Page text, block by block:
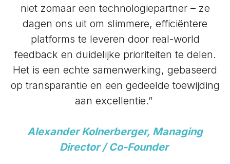
niet zomaar een technologiepartner – ze
dagen ons uit om slimmere, efficiëntere
platforms te leveren door real-world
feedback en duidelijke prioriteiten te delen.
Het is een echte samenwerking, gebaseerd
op transparantie en een gedeelde toewijding
aan excellentie.”
Alexander Kolnerberger, Managing
Director / Co-Founder